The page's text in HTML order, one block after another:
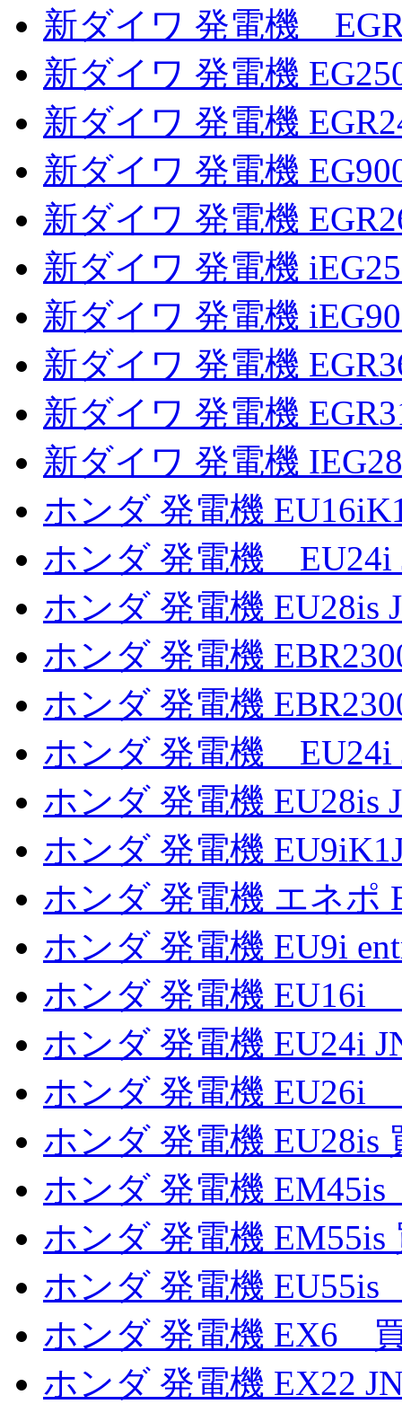
新ダイワ 発電機
新ダイワ 発電機
新ダイワ 発電機
新ダイワ 発電機
新ダイワ 発電機
新ダイワ 発電機
新ダイワ 発電機
新ダイワ 発電機
新ダイワ 発電機
新ダイワ 発電機
ホンダ 発電機
ホンダ 発電機 EU24i
ホンダ 発電機
ホンダ 発電機
ホンダ 発電機
ホンダ 発電機
ホンダ 発電機
ホンダ 発電機
ホンダ 発電機 エネ
ホンダ 発電機 EU9i
ホンダ 発電機 EU16i
ホンダ 発電機 EU24i
ホンダ 発電機 EU26i
ホンダ 発電機 EU28is
ホンダ 発電機
ホンダ 発電機 EM55is
ホンダ 発電機
ホンダ 発電機 EX6
ホンダ 発電機 EX22